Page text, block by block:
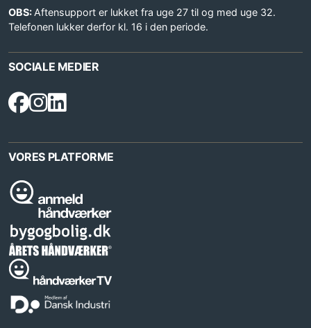
OBS: Aftensupport er lukket fra uge 27 til og med uge 32.
Telefonen lukker derfor kl. 16 i den periode.
SOCIALE MEDIER
VORES PLATFORME